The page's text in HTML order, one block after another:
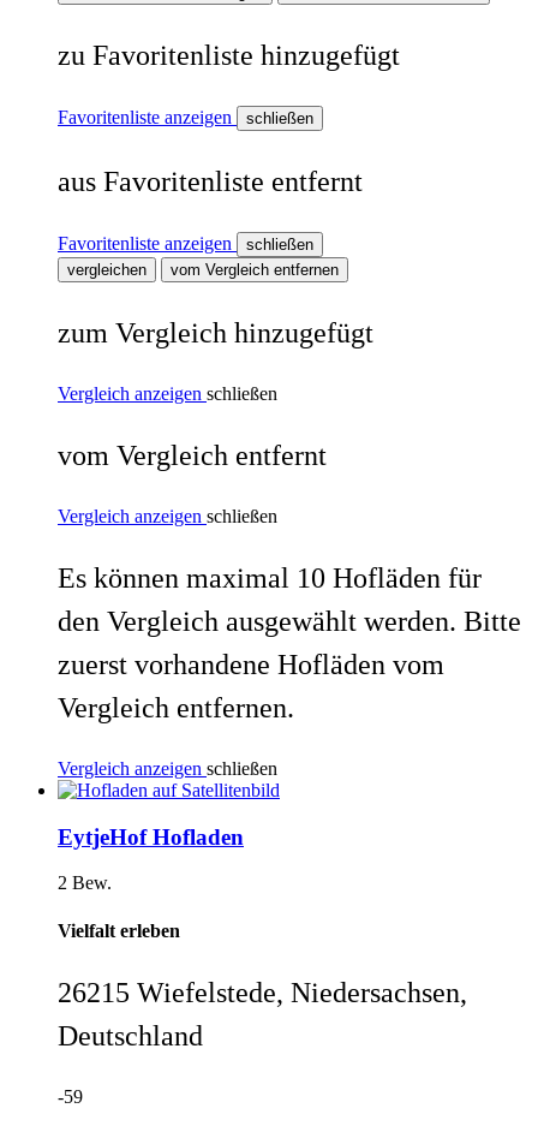
zu Favoritenliste hinzugefügt
Favoritenliste anzeigen schließen
aus Favoritenliste entfernt
Favoritenliste anzeigen
schließen
vergleichen
vom Vergleich entfernen
zum Vergleich hinzugefügt
Vergleich anzeigen schließen
vom Vergleich entfernt
Vergleich anzeigen schließen
Es können maximal 10 Hofläden für
den Vergleich ausgewählt werden. Bitte
zuerst vorhandene Hofläden vom
Vergleich entfernen.
Vergleich anzeigen schließen
EytjeHof Hofladen
2 Bew.
Vielfalt erleben
26215 Wiefelstede, Niedersachsen,
Deutschland
-59